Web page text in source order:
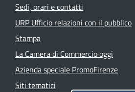
Sedi, orari e contatti
URP Ufficio relazioni con il pubblico
Stampa
La Camera di Commercio oggi
Azienda speciale PromoFirenze
Siti tematici